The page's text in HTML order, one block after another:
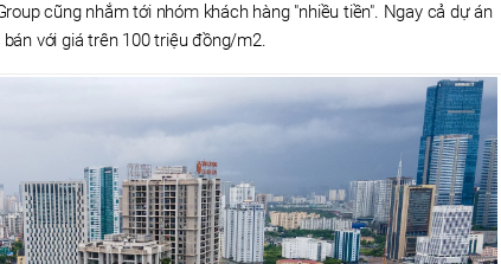
cũng nhắm tới nhóm khách hàng "nhiều tiền". Ngay cả dự án
với giá trên 100 triệu đồng/m2.